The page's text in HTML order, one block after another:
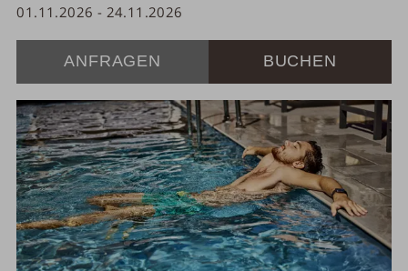
01.11.2026 - 24.11.2026
BUCHEN
ANFRAGEN